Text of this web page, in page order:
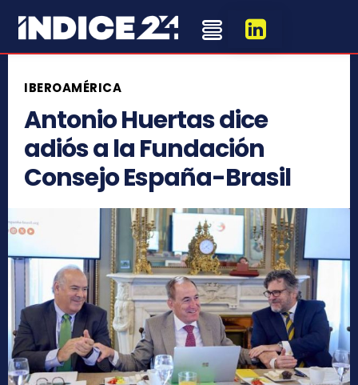
IBEROAMÉRICA
Antonio Huertas dice
adiós a la Fundación
Consejo España-Brasil